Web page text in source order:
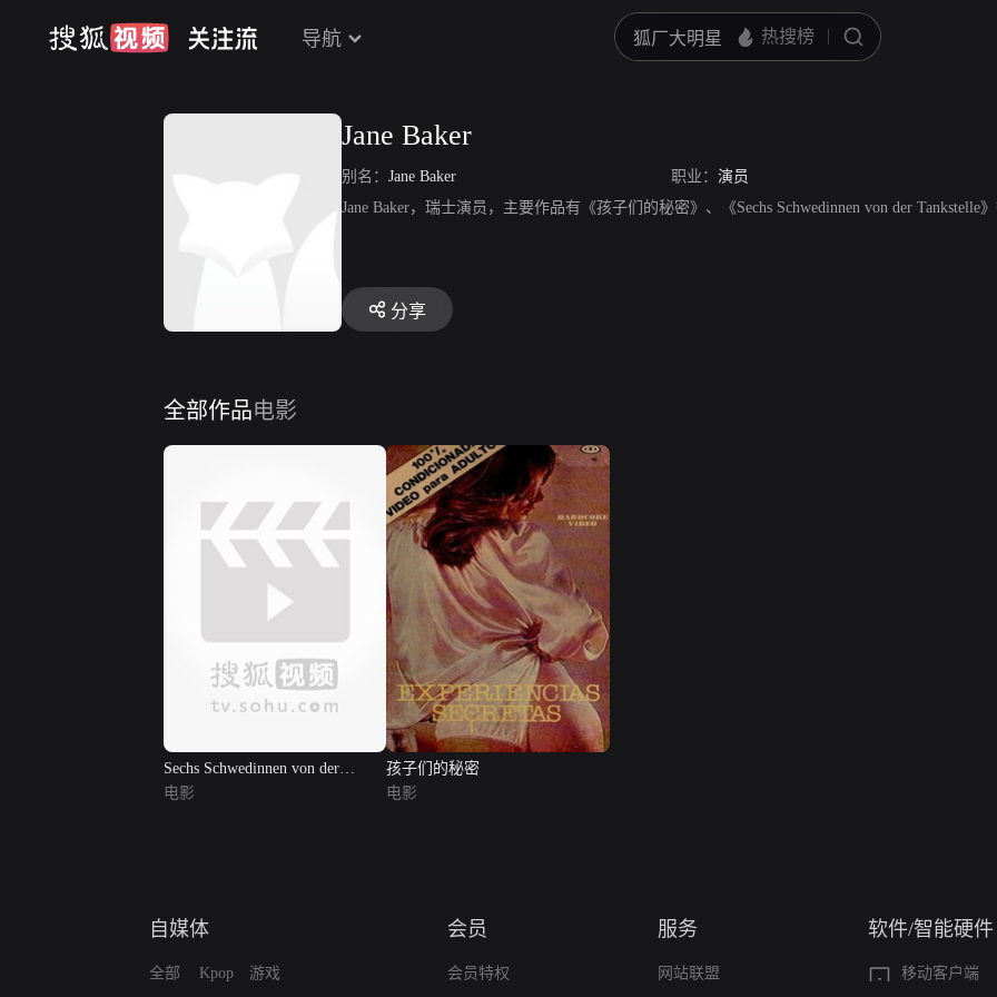
导航
Jane Baker
别名： Jane Baker 职业： 演员
Jane Baker，瑞士演员，主要作品有《孩子们的秘密》、《Sechs Schwedinnen von der Tankstelle
分享
全部作品电影
Sechs Schwedinnen von der
Tankstelle
电影
孩子们的秘密
电影
自媒体
全部 Kpop 游戏
会员
会员特权
服务
网站联盟
软件/智能硬件
移动客户端